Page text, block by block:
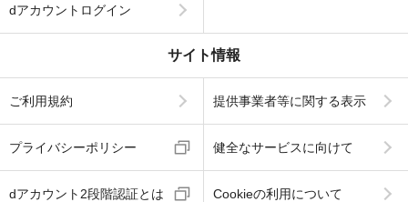
dアカウントログイン
サイト情報
ご利用規約 提供事業者等に関する表示
プライバシーポリシー 健全なサービスに向けて
dアカウント2段階認証とは Cookieの利用について